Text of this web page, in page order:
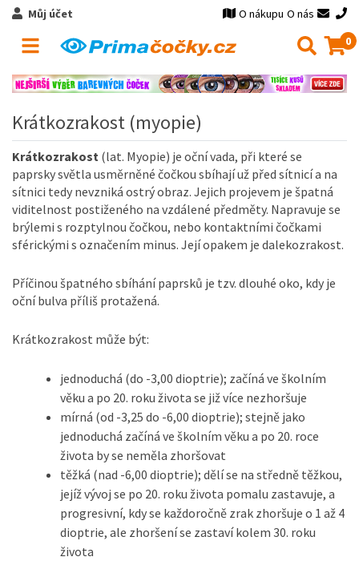
Můj účet O nákupu O nás
0
Krátkozrakost (myopie)
Krátkozrakost (lat. Myopie) je oční vada, při které se
paprsky světla usměrněné čočkou sbíhajíuž před sítnicía na
sítnici tedy nevzniká ostrý obraz. Jejich projevem je špatná
viditelnost postiženého na vzdálené předměty. Napravuje se
brýlemi s rozptylnou čočkou, nebo kontaktními čočkami
sférickými s označením minus. Jejíopakem je dalekozrakost.
Příčinou špatného sbíhání paprsků je tzv. dlouhé oko, kdy je
oční bulva příliš protažená.
Krátkozrakost může být:
jednoduchá (do -3,00 dioptrie); začíná ve školním
věku a po 20. roku života se již více nezhoršuje
mírná (od -3,25 do -6,00 dioptrie); stejně jako
jednoduchá začíná ve školním věku a po 20. roce
života by se neměla zhoršovat
těžká (nad -6,00 dioptrie); dělí se na středně těžkou,
jejíž vývoj se po 20. roku života pomalu zastavuje, a
progresivní, kdy se každoročně zrak zhoršuje o 1 až 4
dioptrie, ale zhoršení se zastaví kolem 30. roku
života